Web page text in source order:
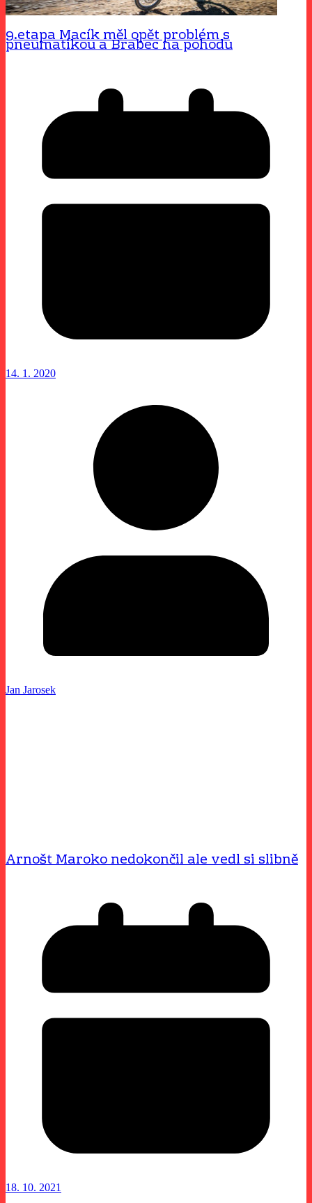
9.etapa Macík měl opět problém s
pneumatikou a Brabec na pohodu
14. 1. 2020
Jan Jarosek
Arnošt Maroko nedokončil ale vedl si slibně
18. 10. 2021